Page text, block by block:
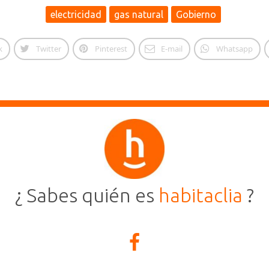
electricidad gas natural Gobierno
Twitter Pinterest E-mail Whatsapp
¿ Sabes quién es habitaclia ?